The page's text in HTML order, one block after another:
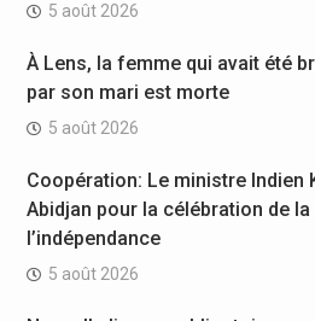
5 août 2026
À Lens, la femme qui avait été
par son mari est morte
5 août 2026
Coopération: Le ministre Indien
Abidjan pour la célébration de la
l’indépendance
5 août 2026